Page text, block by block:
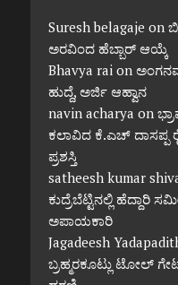
Suresh belagaje on
ಅರವಿಂದ ಹೆಬ್ಬಾರ್ ಆಯ್ಕೆ
Bhavya raion
ಹುದ್ದೆ, ಅರ್ಜಿ ಆಹ್ವಾನ
navin acharya on
ಕಲಾವಿದ ಕೆ.ಎಚ್ ದಾಸಪ್ಪ
ಪ್ರಶಸ್ತಿ
satheesh kumar
ಕುದ್ರೆಬೆಟ್ಟಿನಲ್ಲಿ ಹೆದ್ದಾರಿ
ಅಪಾಯಕಾರಿ
Jagadeesh
ಬ್ರಹ್ಮರಕೂಟ್ಲು ಟೋಲ್